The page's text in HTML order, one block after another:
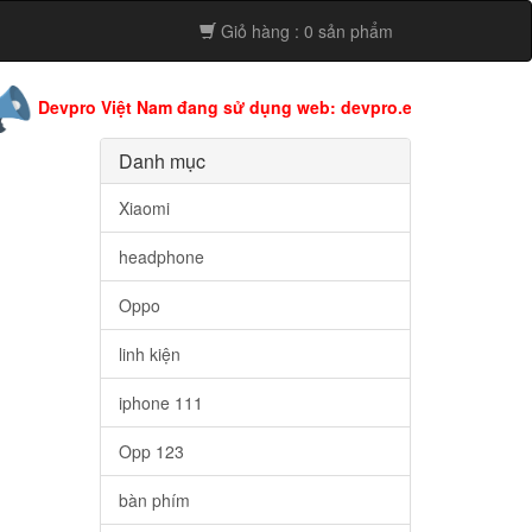
Giỏ hàng : 0 sản phẩm
Việt Nam đang sử dụng web: devpro.edu.vn còn web này
Danh mục
Xiaomi
headphone
Oppo
linh kiện
iphone 111
Opp 123
bàn phím